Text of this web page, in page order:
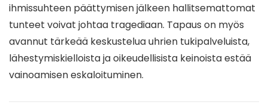
ihmissuhteen päättymisen jälkeen hallitsemattomat
tunteet voivat johtaa tragediaan. Tapaus on myös
avannut tärkeää keskustelua uhrien tukipalveluista,
lähestymiskielloista ja oikeudellisista keinoista estää
vainoamisen eskaloituminen.